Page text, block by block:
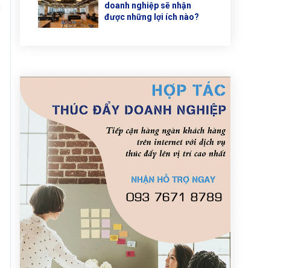
doanh nghiệp sẽ nhận
được những lợi ích nào?